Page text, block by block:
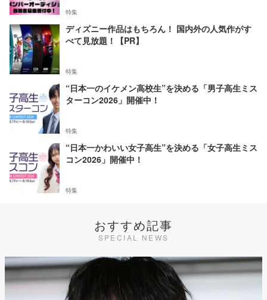
特集
ディズニー作品はもちろん！ 国内外の人気作がす
べて見放題！【PR】
特集
“日本一のイケメン高校生”を決める「男子高生ミス
ターコン2026」開催中！
特集
“日本一かわいい女子高生”を決める「女子高生ミス
コン2026」開催中！
特集
おすすめ記事
SPECIAL NEWS